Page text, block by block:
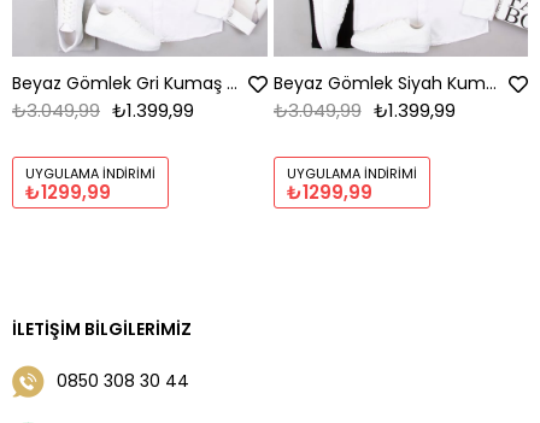
Beyaz Gömlek Gri Kumaş Pantolon Ayakkabı Kombin
₺1.399,99
₺3.049,99
UYGULAMA İNDIRIMI
₺1299,99
Beyaz Gömlek Siyah Kumaş Pantolon Ayakkabı Kombin
₺1.399,99
₺3.049,99
UYGULAMA İNDIRIMI
₺1299,99
İLETIŞIM BILGILERIMIZ
0850 308 30 44